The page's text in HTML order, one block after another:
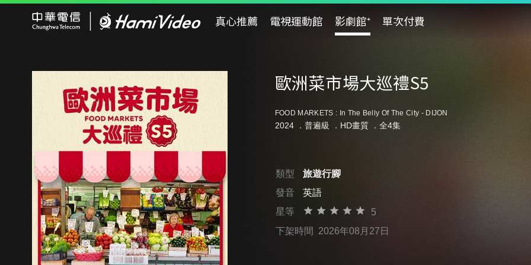
真心推薦 電視運動館 影劇館⁺ 單次付費
歐洲菜市場大巡禮S5
FOOD MARKETS : In The Belly Of The City - DIJON
2024 ． 普遍級 ．HD畫質 ．全4集
類型
旅遊行腳
發音
英語
星等
5
下架時間 2026年08月27日